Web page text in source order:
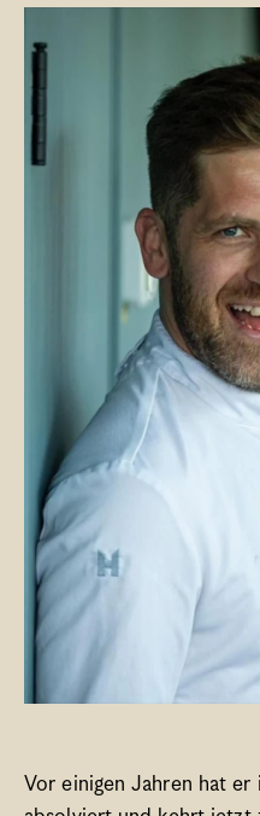
Vor einigen Jahren hat